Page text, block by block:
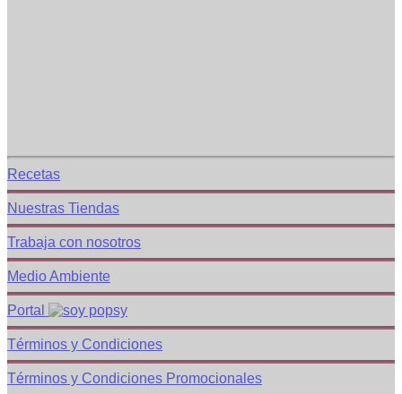
Recetas
Nuestras Tiendas
Trabaja con nosotros
Medio Ambiente
Portal
Términos y Condiciones
Términos y Condiciones Promocionales